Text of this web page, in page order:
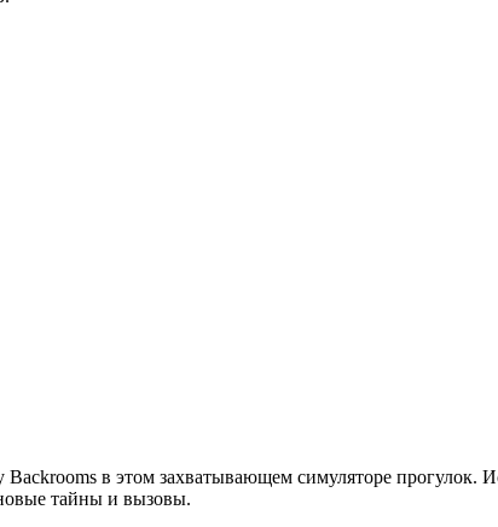
в этом захватывающем симуляторе прогулок.
тайны и вызовы.